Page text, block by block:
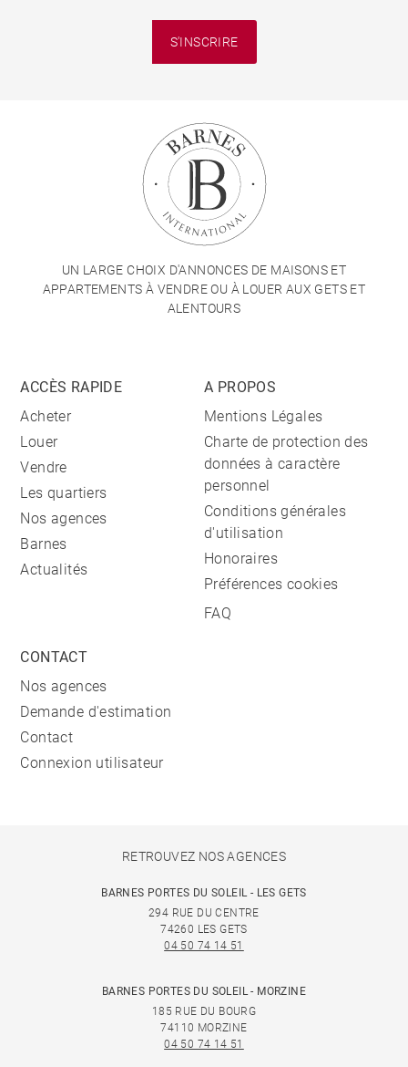
S'INSCRIRE
UN LARGE CHOIX D'ANNONCES DE MAISONS ET
APPARTEMENTS À VENDRE OU À LOUER AUX GETS ET
ALENTOURS
ACCÈS RAPIDE
Acheter
Louer
Vendre
Les quartiers
Nos agences
Barnes
Actualités
A PROPOS
Mentions Légales
Charte de protection des
données à caractère
personnel
Conditions générales
d'utilisation
Honoraires
Préférences cookies
FAQ
CONTACT
Nos agences
Demande d'estimation
Contact
Connexion utilisateur
RETROUVEZ NOS AGENCES
BARNES PORTES DU SOLEIL - LES GETS
294 RUE DU CENTRE
74260 LES GETS
04 50 74 14 51
BARNES PORTES DU SOLEIL - MORZINE
185 RUE DU BOURG
74110 MORZINE
04 50 74 14 51